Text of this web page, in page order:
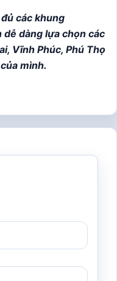
các khung
dễ dàng lựa chọn các
Vĩnh Phúc, Phú Thọ
mình.